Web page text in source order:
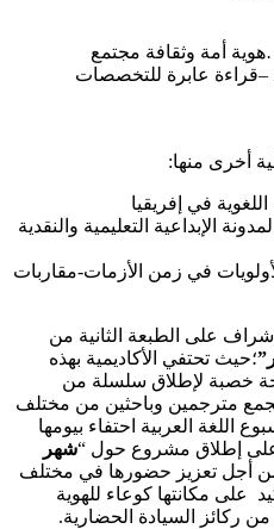
أمة وثقافة مجتمع
–قراءة عابرة للتخصصات
أخرى منها:
في إفريقيا
الإبداعية التعليمية والنقدية
في زمن الأزمات-مقاربات
على الطبعة الثانية من
؛حيث تحتفي الأكاديمية بهذه
خصبة لإطلاق سلسلة من
تجمع مترجمين وباحثين من مختلف
اللغة العربية احتفاء بيومها
على إطلاق مشروع حول “شهر
أجل تعزيز حضورها في مختلف
على مكانتها كوعاء للهوية
من ركائز السيادة الحضارية.